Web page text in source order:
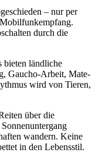
– nur per
durch die
bieten ländliche
Gaucho-Arbeit, Mate-
wird von Tieren,
über die
wandern. Keine
in den Lebensstil.